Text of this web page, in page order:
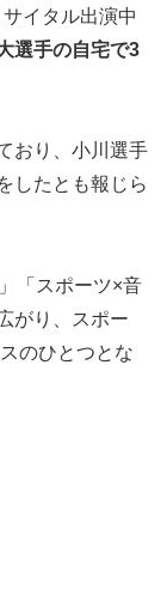
イタル出演中
選手の自宅で3
おり、小川選手
したとも報じら
「スポーツ×音
がり、スポー
のひとつとな